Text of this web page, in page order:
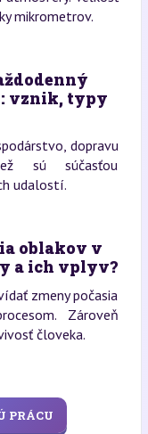
mikrometrov.
vznik, typy
dopravu
sú súčasťou
udalostí.
oblakov v
a ich vplyv?
zmeny počasia
Zároveň
človeka.
PRÁCU